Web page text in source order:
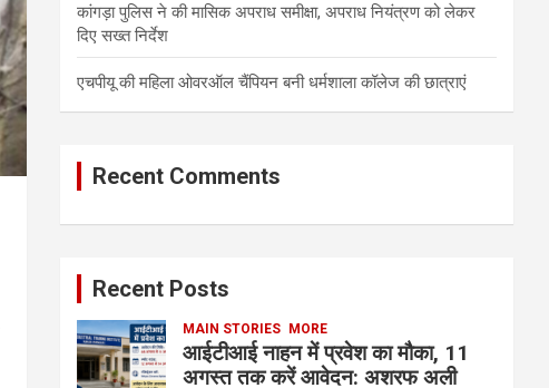
कांगड़ा पुलिस ने की मासिक अपराध समीक्षा, अपराध नियंत्रण को लेकर
दिए सख्त निर्देश
एचपीयू की महिला ओवरऑल चैंपियन बनी धर्मशाला कॉलेज की छात्राएं
Recent Comments
Recent Posts
MAIN STORIES MORE
आईटीआई नाहन में प्रवेश का मौका, 11
अगस्त तक करें आवेदन: अशरफ अली